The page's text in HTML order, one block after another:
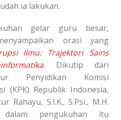
ia lakukan.
gelar guru besar,
orasi yang
Ilmu: Trajektori Sains
. Dikutip dari
Penyidikan Komisi
(KPK) Republik Indonesia,
Rahayu, S.I.K., S.Psi., M.H.
pengukuhan itu